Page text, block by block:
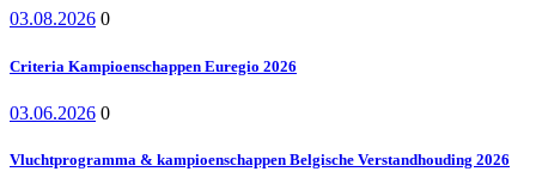
03.08.2026 0
Criteria Kampioenschappen Euregio 2026
03.06.2026 0
Vluchtprogramma & kampioenschappen Belgische Verstandhouding 2026